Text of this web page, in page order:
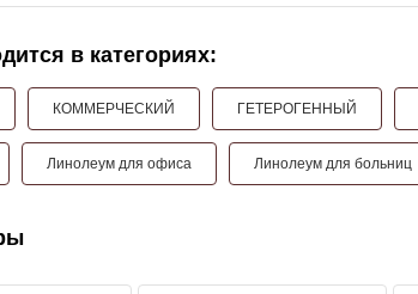
в категориях:
КОММЕРЧЕСКИЙ ГЕТЕРОГЕННЫЙ
Линолеум для офиса Линолеум для больниц